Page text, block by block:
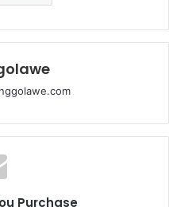
Purchase